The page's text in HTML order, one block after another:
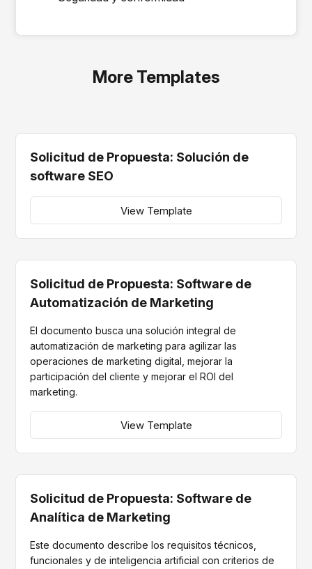
More Templates
Solicitud de Propuesta: Solución de
software SEO
View Template
Solicitud de Propuesta: Software de
Automatización de Marketing
El documento busca una solución integral de
automatización de marketing para agilizar las
operaciones de marketing digital, mejorar la
participación del cliente y mejorar el ROI del
marketing.
View Template
Solicitud de Propuesta: Software de
Analítica de Marketing
Este documento describe los requisitos técnicos,
funcionales y de inteligencia artificial con criterios de